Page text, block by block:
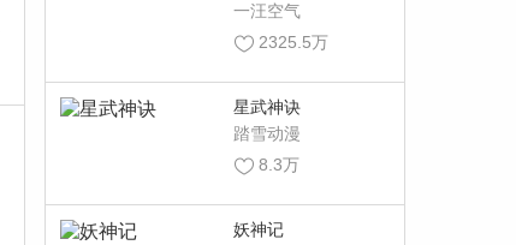
一汪空气
2325.5万
星武神诀
踏雪动漫
8.3万
妖神记